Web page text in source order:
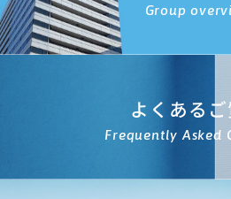
Group
よくある
Frequently Asked